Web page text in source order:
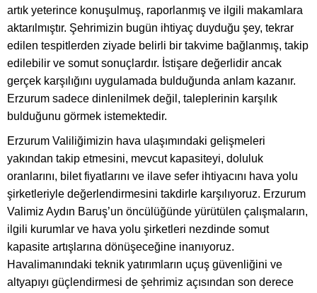
artık yeterince konuşulmuş, raporlanmış ve ilgili makamlara
aktarılmıştır. Şehrimizin bugün ihtiyaç duyduğu şey, tekrar
edilen tespitlerden ziyade belirli bir takvime bağlanmış, takip
edilebilir ve somut sonuçlardır. İstişare değerlidir ancak
gerçek karşılığını uygulamada bulduğunda anlam kazanır.
Erzurum sadece dinlenilmek değil, taleplerinin karşılık
bulduğunu görmek istemektedir.
Erzurum Valiliğimizin hava ulaşımındaki gelişmeleri
yakından takip etmesini, mevcut kapasiteyi, doluluk
oranlarını, bilet fiyatlarını ve ilave sefer ihtiyacını hava yolu
şirketleriyle değerlendirmesini takdirle karşılıyoruz. Erzurum
Valimiz Aydın Baruş’un öncülüğünde yürütülen çalışmaların,
ilgili kurumlar ve hava yolu şirketleri nezdinde somut
kapasite artışlarına dönüşeceğine inanıyoruz.
Havalimanındaki teknik yatırımların uçuş güvenliğini ve
altyapıyı güçlendirmesi de şehrimiz açısından son derece